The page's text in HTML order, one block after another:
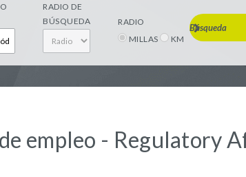
RADIO DE
BÚSQUEDA
RADIO
MILLAS
KM
Búsqueda
empleo - Regulatory